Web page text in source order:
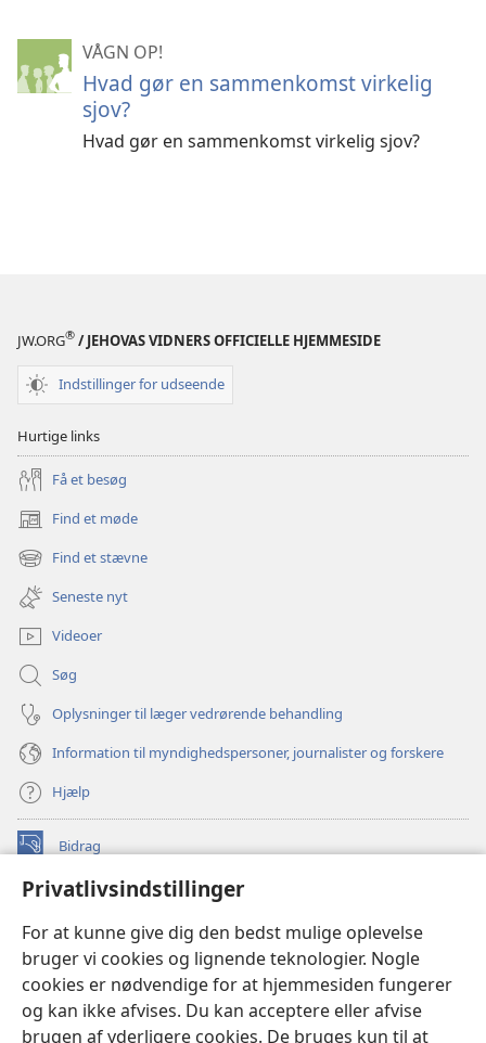
Privatlivsindstillinger
For at kunne give dig den bedst mulige oplevelse
bruger vi cookies og lignende teknologier. Nogle
cookies er nødvendige for at hjemmesiden fungerer
og kan ikke afvises. Du kan acceptere eller afvise
brugen af yderligere cookies. De bruges kun til at
VÅGN OP!
Hvad gør en sammenkomst virkelig
sjov?
Hvad gør en sammenkomst virkelig sjov?
JW.ORG® / JEHOVAS VIDNERS OFFICIELLE HJEMMESIDE
Indstillinger for udseende
Hurtige links
Få et besøg
Find et møde
(åbner
nyt
vindue)
Find et stævne
(åbner
nyt
vindue)
Seneste nyt
Videoer
Søg
Oplysninger til læger vedrørende behandling
Information til myndighedspersoner, journalister og forskere
Hjælp
Bidrag
(åbner
vindue)Watchtower ONLINE LIBRARY™
nyt
vindue)JW Hub
(åbner
nyt
vindue)JW Library